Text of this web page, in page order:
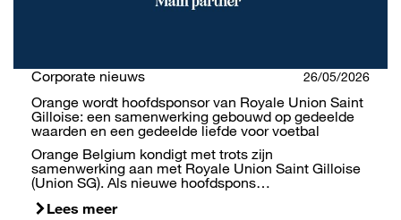
Corporate nieuws 26/05/2026
Orange wordt hoofdsponsor van Royale Union Saint
Gilloise: een samenwerking gebouwd op gedeelde
waarden en een gedeelde liefde voor voetbal
Orange Belgium kondigt met trots zijn
samenwerking aan met Royale Union Saint Gilloise
(Union SG). Als nieuwe hoofdspons…
Lees meer